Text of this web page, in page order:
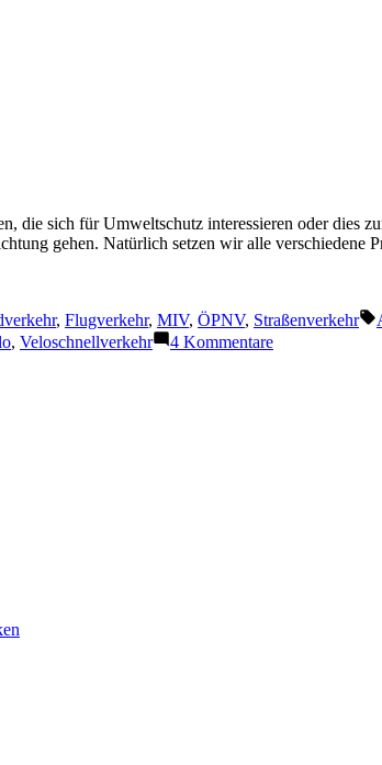
sich für Umweltschutz interessieren oder dies
gehen. Natürlich setzen wir alle verschiedene
, Flugverkehr, MIV, ÖPNV, Straßenverkehr
, Veloschnellverkehr 4 Kommentarezu